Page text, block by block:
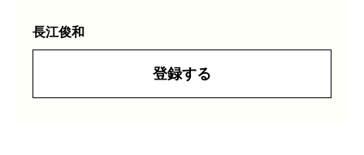
長江俊和
登録する